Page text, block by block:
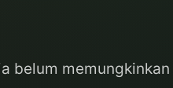
belum memungkinkan